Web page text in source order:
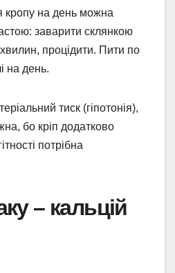
кропу на день можна
заварити склянкою
процідити. Пити по
на день.
тиск (гіпотонія),
бо кріп додатково
потрібна
– кальцій